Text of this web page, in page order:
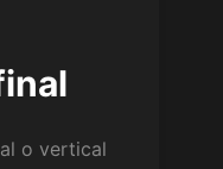
o vertical